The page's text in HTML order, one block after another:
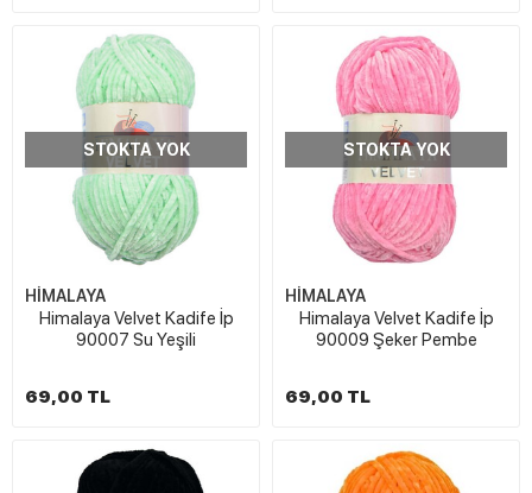
STOKTA YOK
HİMALAYA
Himalaya Velvet Kadife İp
90007 Su Yeşili
69,00 TL
STOKTA YOK
HİMALAYA
Himalaya Velvet Kadife İp
90009 Şeker Pembe
69,00 TL